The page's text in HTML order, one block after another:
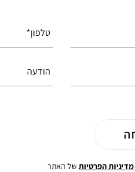
מדיניות הפרטיות של האתר